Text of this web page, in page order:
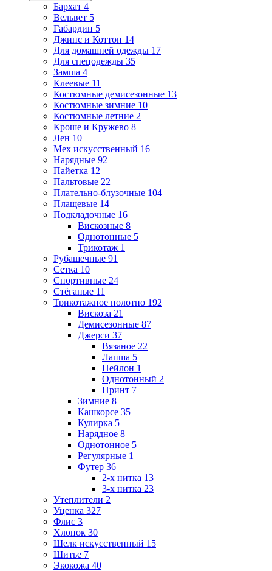
Бархат 4
Вельвет 5
Габардин 5
Джинс и Коттон 14
Для домашней одежды 17
Для спецодежды 35
Замша 4
Клеевые 11
Костюмные демисезонные 13
Костюмные зимние 10
Костюмные летние 2
Кроше и Кружево 8
Лен 10
Мех искусственный 16
Нарядные 92
Пайетка 12
Пальтовые 22
Плательно-блузочные 104
Плащевые 14
Подкладочные 16
Вискозные 8
Однотонные 5
Трикотаж 1
Рубашечные 91
Сетка 10
Спортивные 24
Стёганые 11
Трикотажное полотно 192
Вискоза 21
Демисезонные 87
Джерси 37
Вязаное 22
Лапша 5
Нейлон 1
Однотонный 2
Принт 7
Зимние 8
Кашкорсе 35
Кулирка 5
Нарядное 8
Однотонное 5
Регулярные 1
Футер 36
2-х нитка 13
3-х нитка 23
Утеплители 2
Уценка 327
Флис 3
Хлопок 30
Шелк искусственный 15
Шитье 7
Экокожа 40